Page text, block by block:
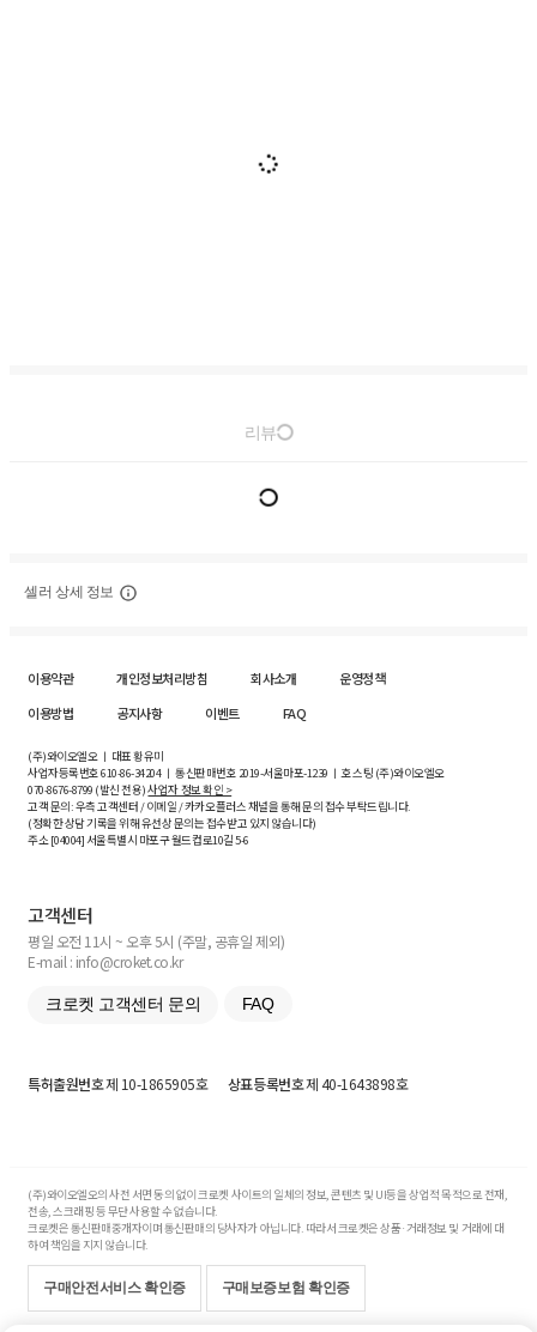
리뷰
셀러 상세 정보
이용약관 개인정보처리방침 회사소개
운영정책
이용방법
공지사항 이벤트 FAQ
(주)와이오엘오 ㅣ 대표 황유미
사업자등록번호610-86-34204ㅣ 통신판매번호 2019-서울마포-1239 ㅣ 호스팅 (주)와이오엘오
070-8676-8799 (발신 전용)사업자 정보 확인 >
고객 문의: 우측 고객센터 / 이메일 / 카카오플러스 채널을 통해 문의 접수 부탁드립니다.
(정확한 상담 기록을 위해 유선상 문의는 접수받고 있지 않습니다)
주소 [04004] 서울특별시 마포구 월드컵로10길5-6
고객센터
평일 오전 11시 ~ 오후 5시 (주말, 공휴일 제외)
E-mail : info@croket.co.kr
크로켓 고객센터 문의 FAQ
특허출원번호제 10-1865905호 상표등록번호제 40-1643898호
(주)와이오엘오의 사전 서면 동의 없이 크로켓 사이트의 일체의 정보, 콘텐츠 및 UI등을 상업적 목적으로 전재,
전송, 스크래핑 등 무단 사용할 수 없습니다.
크로켓은 통신판매중개자이며 통신판매의 당사자가 아닙니다. 따라서 크로켓은 상품·거래정보 및 거래에 대
하여 책임을 지지 않습니다.
구매안전서비스 확인증 구매보증보험 확인증